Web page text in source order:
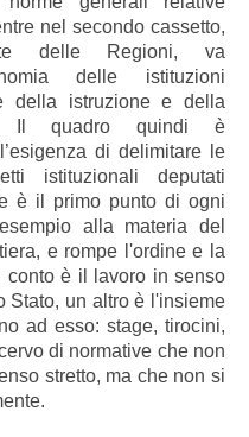
nel secondo cassetto,
delle Regioni, va
delle istituzioni
della istruzione e della
Il quadro quindi è
di delimitare le
istituzionali deputati
è il primo punto di ogni
alla materia del
e rompe l'ordine e la
conto è il lavoro in senso
Stato, un altro è l'insieme
ad esso: stage, tirocini,
di normative che non
stretto, ma che non si